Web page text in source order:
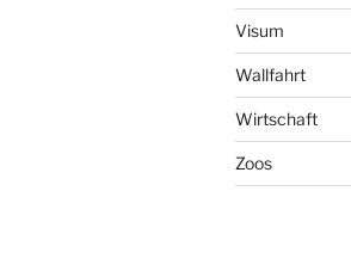
Visum
Wallfahrt
Wirtschaft
Zoos